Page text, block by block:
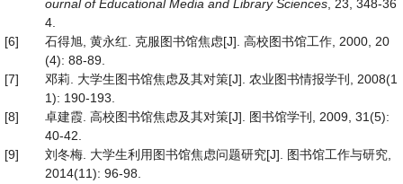
ournal of Educational Media and Library Sciences , 23, 348-36
4.
[6]
石得旭, 黄永红. 克服图书馆焦虑[J]. 高校图书馆工作, 2000, 20
(4): 88-89.
[7]
邓莉. 大学生图书馆焦虑及其对策[J]. 农业图书情报学刊, 2008(1
1): 190-193.
[8]
卓建霞. 高校图书馆焦虑及其对策[J]. 图书馆学刊, 2009, 31(5):
40-42.
[9]
刘冬梅. 大学生利用图书馆焦虑问题研究[J]. 图书馆工作与研究,
2014(11): 96-98.